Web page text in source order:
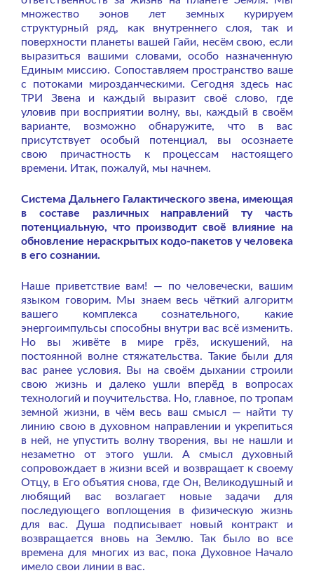
множество эонов лет земных курируем
структурный ряд, как внутреннего слоя, так и
поверхности планеты вашей Гайи, несём свою, если
выразиться вашими словами, особо назначенную
Единым миссию. Сопоставляем пространство ваше
с потоками мирозданческими. Сегодня здесь нас
ТРИ Звена и каждый выразит своё слово, где
уловив при восприятии волну, вы, каждый в своём
варианте, возможно обнаружите, что в вас
присутствует особый потенциал, вы осознаете
свою причастность к процессам настоящего
времени. Итак, пожалуй, мы начнем.
Система Дальнего Галактического звена, имеющая
в составе различных направлений ту часть
потенциальную, что производит своё влияние на
обновление нераскрытых кодо-пакетов у человека
в его сознании.
Наше приветствие вам! — по человечески, вашим
языком говорим. Мы знаем весь чёткий алгоритм
вашего комплекса сознательного, какие
энергоимпульсы способны внутри вас всё изменить.
Но вы живёте в мире грёз, искушений, на
постоянной волне стяжательства. Такие были для
вас ранее условия. Вы на своём дыхании строили
свою жизнь и далеко ушли вперёд в вопросах
технологий и поучительства. Но, главное, по тропам
земной жизни, в чём весь ваш смысл — найти ту
линию свою в духовном направлении и укрепиться
в ней, не упустить волну творения, вы не нашли и
незаметно от этого ушли. А смысл духовный
сопровождает в жизни всей и возвращает к своему
Отцу, в Его объятия снова, где Он, Великодушный и
любящий вас возлагает новые задачи для
последующего воплощения в физическую жизнь
для вас. Душа подписывает новый контракт и
возвращается вновь на Землю. Так было во все
времена для многих из вас, пока Духовное Начало
имело свои линии в вас.